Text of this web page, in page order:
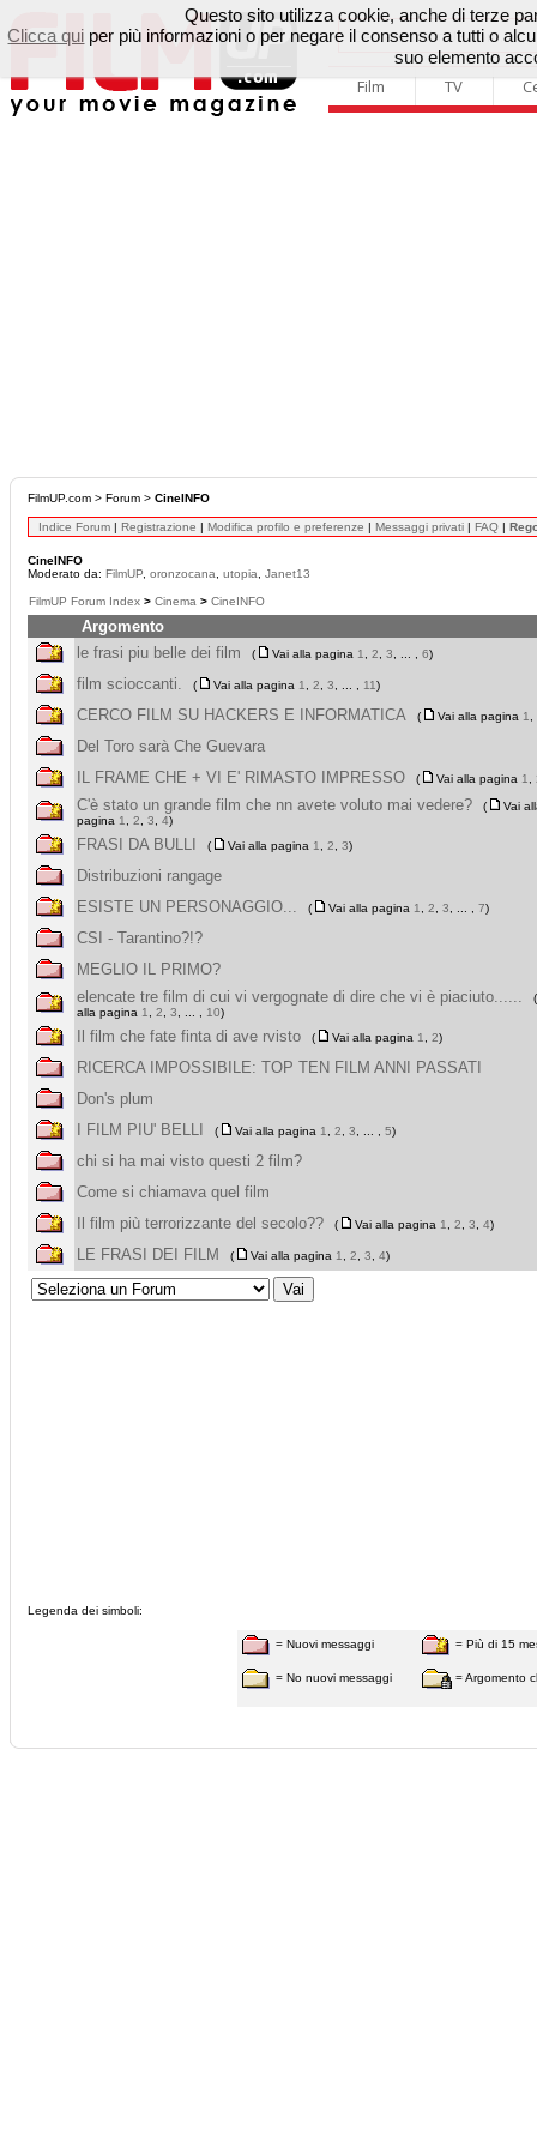
Film TV
FilmUP.com > Forum > CineINFO
Indice Forum | Registrazione | Modifica profilo e preferenze | Messaggi privati | FAQ |
CineINFO
Moderato da: FilmUP oronzocana utopia Janet13
FilmUP Forum Index > Cinema > CineINFO
Argomento
le frasi piu belle dei film
( Vai alla pagina 1 2 3 6)
film scioccanti. ( Vai alla pagina 1 2 3 11)
CERCO FILM SU HACKERS E INFORMATICA ( Vai alla pagina 1
Del Toro sarà Che Guevara
IL FRAME CHE + VI E' RIMASTO IMPRESSO
( Vai alla pagina 1
C'è stato un grande film che nn avete voluto mai vedere? (
Vai
pagina 1 2 3 4)
FRASI DA BULLI ( Vai alla pagina 1 2 3)
Distribuzioni rangage
ESISTE UN PERSONAGGIO...
( Vai alla pagina 1 2 3 7)
CSI - Tarantino?!?
MEGLIO IL PRIMO?
elencate tre film di cui vi vergognate di dire che vi è piaciuto......
(
alla pagina 1 2 3 10)
Il film che fate finta di ave rvisto ( Vai alla pagina 1 2)
RICERCA IMPOSSIBILE: TOP TEN FILM ANNI PASSATI
Don's plum
I FILM PIU' BELLI
( Vai alla pagina 1 2 3 5)
chi si ha mai visto questi 2 film?
Come si chiamava quel film
Il film più terrorizzante del secolo??
( Vai alla pagina 1 2 3 4)
LE FRASI DEI FILM ( Vai alla pagina 1 2 3 4)
Legenda dei simboli:
= Nuovi messaggi
= No nuovi messaggi
= Più di 15
= Argomento
Questo sito utilizza cookie, anche di terze
Clicca qui per più informazioni o per negare il consenso a tutti o
suo elemento